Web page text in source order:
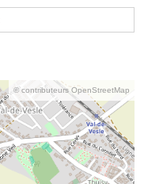
© contributeurs OpenStreetMap